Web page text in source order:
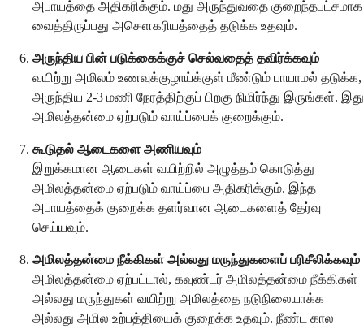
அபாயத்தை அதிகரிக்கும். மது அருந்துவதை குறைந்தபட்சமாக
வைத்திருப்பது அசௌகரியத்தைத் தடுக்க உதவும்.
அருந்திய பின் படுக்கைக்குச் செல்வதைத் தவிர்க்கவும்
வயிற்று அமிலம் உணவுக்குழாய்க்குள் மீண்டும் பாயாமல் தடுக்க,
அருந்திய 2-3 மணி நேரத்திற்குப் பிறகு நிமிர்ந்து இருங்கள். இது
அமிலத்தன்மை ஏற்படும் வாய்ப்பைக் குறைக்கும்.
கூடுதல் ஆடைகளை அணியவும்
இறுக்கமான ஆடைகள் வயிற்றில் அழுத்தம் கொடுத்து
அமிலத்தன்மை ஏற்படும் வாய்ப்பை அதிகரிக்கும். இந்த
அபாயத்தைக் குறைக்க தளர்வான ஆடைகளைத் தேர்வு
செய்யவும்.
அமிலத்தன்மை நீக்கிகள் அல்லது மருந்துகளைப் பரிசீலிக்கவும்
அமிலத்தன்மை ஏற்பட்டால், கவுண்டர் அமிலத்தன்மை நீக்கிகள்
அல்லது மருந்துகள் வயிற்று அமிலத்தை நடுநிலையாக்க
அல்லது அமில உற்பத்தியைக் குறைக்க உதவும். நீண்ட கால